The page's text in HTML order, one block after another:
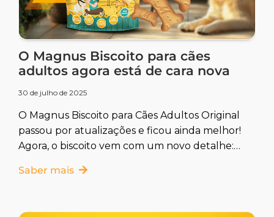
O Magnus Biscoito para cães
adultos agora está de cara nova
30 de julho de 2025
O Magnus Biscoito para Cães Adultos Original
passou por atualizações e ficou ainda melhor!
Agora, o biscoito vem com um novo detalhe:
representando a qualidade que você já
Saber mais